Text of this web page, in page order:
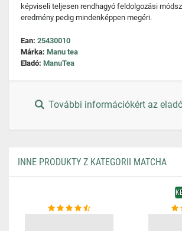
képviseli teljesen rendhagyó feldolgozási
eredmény pedig mindenképpen megéri.
Ean: 25430010
Márka: Manu tea
Eladó: ManuTea
További információkért az
INNE PRODUKTY Z KATEGORII MATCHA